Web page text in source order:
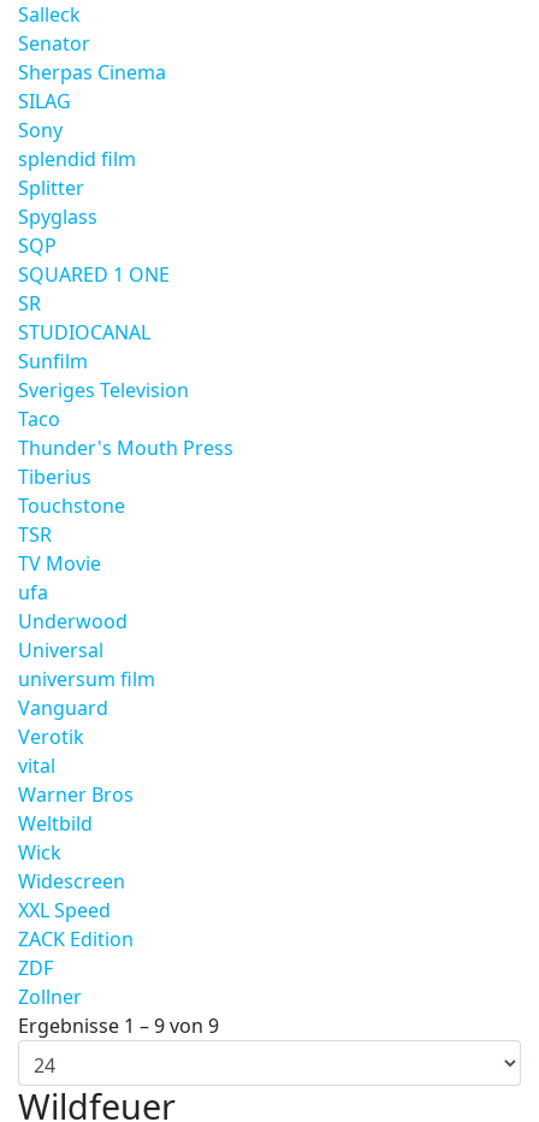
Salleck
Senator
Sherpas Cinema
SILAG
Sony
splendid film
Splitter
Spyglass
SQP
SQUARED 1 ONE
SR
STUDIOCANAL
Sunfilm
Sveriges Television
Taco
Thunder's Mouth Press
Tiberius
Touchstone
TSR
TV Movie
ufa
Underwood
Universal
universum film
Vanguard
Verotik
vital
Warner Bros
Weltbild
Wick
Widescreen
XXL Speed
ZACK Edition
ZDF
Zollner
Ergebnisse 1 – 9 von 9
Wildfeuer